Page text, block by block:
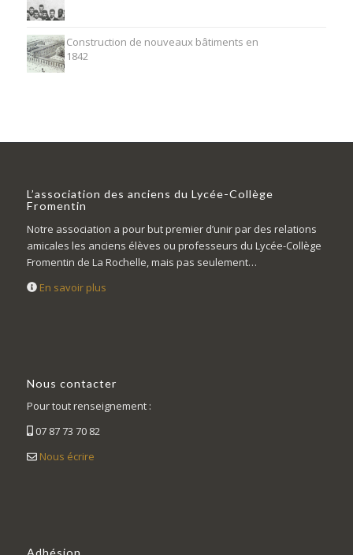
Construction de nouveaux bâtiments en
1842
L’association des anciens du Lycée-Collège
Fromentin
Notre association a pour but premier d’unir par des relations
amicales les anciens élèves ou professeurs du Lycée-Collège
Fromentin de La Rochelle, mais pas seulement…
En savoir plus
Nous contacter
Pour tout renseignement :
07 87 73 70 82
Nous écrire
Adhésion